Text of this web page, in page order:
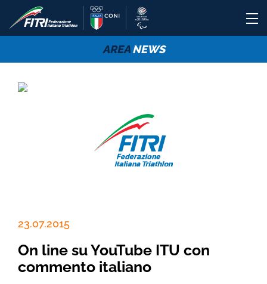
AREANEWS
23.07.2015
On line su YouTube ITU con
commento italiano